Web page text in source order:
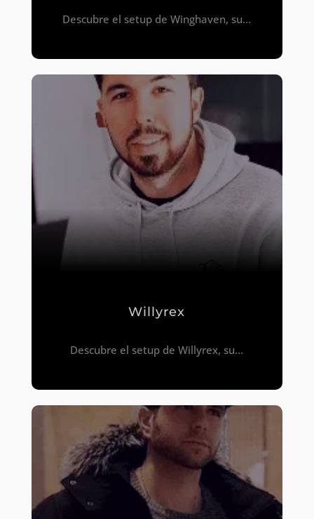
Descubre el setup de Winghaven, su...
Willyrex
Descubre el setup de Willyrex, su...